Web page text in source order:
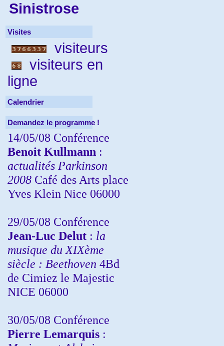
Sinistrose
Visites
visiteurs
visiteurs en
ligne
Calendrier
Demandez le programme !
14/05/08 Conférence
Benoit Kullmann :
actualités Parkinson
2008 Café des Arts place
Yves Klein Nice 06000
29/05/08 Conférence
Jean-Luc Delut : la
musique du XIXème
siècle : Beethoven 4Bd
de Cimiez le Majestic
NICE 06000
30/05/08 Conférence
Pierre Lemarquis :